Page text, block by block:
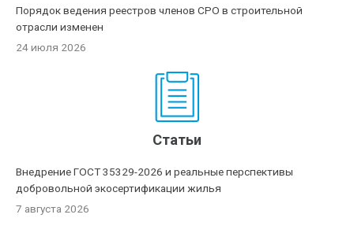
Порядок ведения реестров членов СРО в строительной
отрасли изменен
24 июля 2026
Статьи
Внедрение ГОСТ 35329-2026 и реальные перспективы
добровольной экосертификации жилья
7 августа 2026